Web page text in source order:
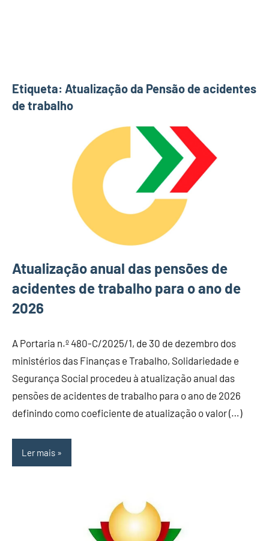
Etiqueta: Atualização da Pensão de acidentes
de trabalho
Atualização anual das pensões de
acidentes de trabalho para o ano de
2026
A Portaria n.º 480-C/2025/1, de 30 de dezembro dos
ministérios das Finanças e Trabalho, Solidariedade e
Segurança Social procedeu à atualização anual das
pensões de acidentes de trabalho para o ano de 2026
definindo como coeficiente de atualização o valor (…)
Ler mais